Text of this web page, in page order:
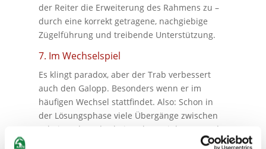
der Reiter die Erweiterung des Rahmens zu –
durch eine korrekt getragene, nachgiebige
Zügelführung und treibende Unterstützung.
7. Im Wechselspiel
Es klingt paradox, aber der Trab verbessert
auch den Galopp. Besonders wenn er im
häufigen Wechsel stattfindet. Also: Schon in
der Lösungsphase viele Übergänge zwischen
Arbeitstrab und Arbeitsgalopp einbauen und
den Galopp nur in kurzen Reprisen fordern.